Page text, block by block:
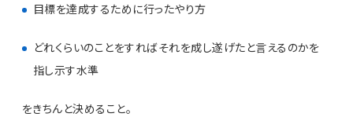
目標を達成するために行ったやり方
どれくらいのことをすればそれを成し遂げたと言えるのかを
指し示す水準
をきちんと決めること。